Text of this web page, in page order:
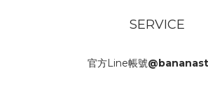
SERVICE
官方Line帳號